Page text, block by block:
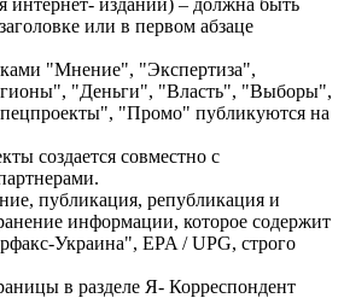
или в первом абзаце
"Мнение", "Экспертиза",
"Деньги", "Власть", "Выборы",
"Промо" публикуются на
создается совместно с
публикация, републикация и
информации, которое содержит
Украина", EPA / UPG, строго
в разделе Я- Корреспондент